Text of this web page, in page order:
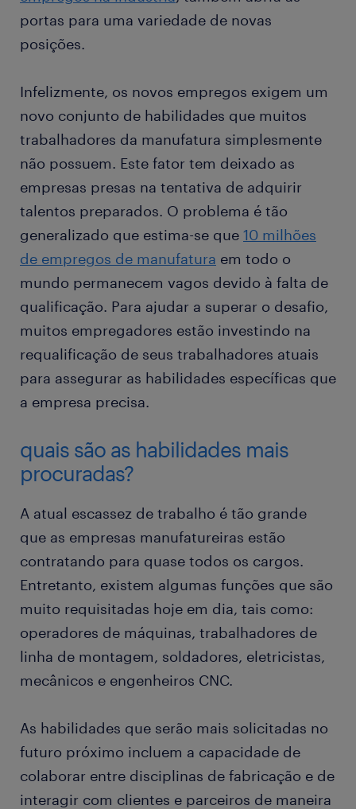
portas para uma variedade de novas
posições.
Infelizmente, os novos empregos exigem um
novo conjunto de habilidades que muitos
trabalhadores da manufatura simplesmente
não possuem. Este fator tem deixado as
empresas presas na tentativa de adquirir
talentos preparados. O problema é tão
generalizado que estima-se que 10 milhões
de empregos de manufatura em todo o
mundo permanecem vagos devido à falta de
qualificação. Para ajudar a superar o desafio,
muitos empregadores estão investindo na
requalificação de seus trabalhadores atuais
para assegurar as habilidades específicas que
a empresa precisa.
quais são as habilidades mais
procuradas?
A atual escassez de trabalho é tão grande
que as empresas manufatureiras estão
contratando para quase todos os cargos.
Entretanto, existem algumas funções que são
muito requisitadas hoje em dia, tais como:
operadores de máquinas, trabalhadores de
linha de montagem, soldadores, eletricistas,
mecânicos e engenheiros CNC.
As habilidades que serão mais solicitadas no
futuro próximo incluem a capacidade de
colaborar entre disciplinas de fabricação e de
interagir com clientes e parceiros de maneira